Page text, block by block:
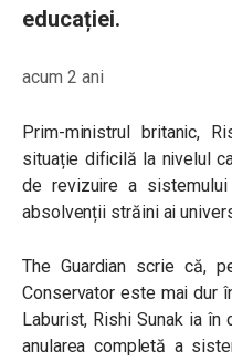
educației.
acum 2 ani
Prim-ministrul britanic,
situație dificilă la nivelul
de revizuire a
absolvenții străini ai
The Guardian scrie că,
Conservator este mai dur
Laburist, Rishi Sunak ia în
anularea completă a